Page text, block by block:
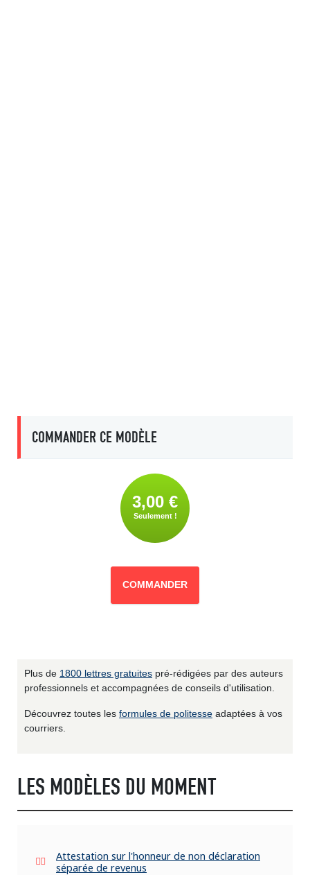
COMMANDER CE MODÈLE
3,00 €
Seulement !
COMMANDER
Plus de 1800 lettres gratuites pré-rédigées par des auteurs
professionnels et accompagnées de conseils d'utilisation.
Découvrez toutes les formules de politesse adaptées à vos
courriers.
LES MODÈLES DU MOMENT
Attestation sur l'honneur de non déclaration
séparée de revenus